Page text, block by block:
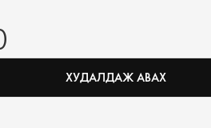
ХУДАЛДАЖ АВАХ